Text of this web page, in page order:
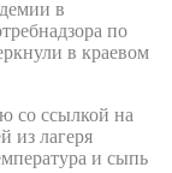
в
по
в краевом
со ссылкой на
из лагеря
и сыпь